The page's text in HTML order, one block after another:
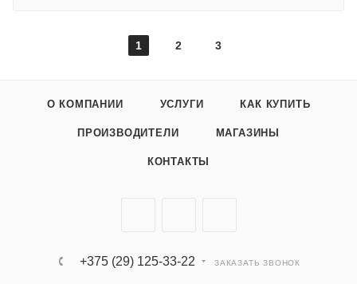
1 2 3
О КОМПАНИИ УСЛУГИ КАК КУПИТЬ
ПРОИЗВОДИТЕЛИ МАГАЗИНЫ
КОНТАКТЫ
+375 (29) 125-33-22 ЗАКАЗАТЬ ЗВОНОК